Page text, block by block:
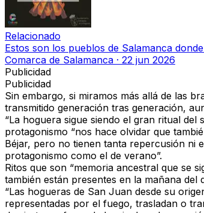
Relacionado
Estos son los pueblos de Salamanca
Comarca de Salamanca · 22 jun 2026
Publicidad
Publicidad
Sin embargo, si miramos más allá de las
transmitido generación tras generación,
“La hoguera sigue siendo el gran ritual del
protagonismo “nos hace olvidar que
Béjar, pero no tienen tanta repercusión ni
protagonismo como el de verano”.
Ritos que son “memoria ancestral que se
también están presentes en la mañana del
“Las hogueras de San Juan desde su
representadas por el fuego, trasladan o